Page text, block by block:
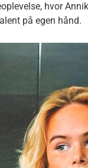
hvor
på egen hånd.